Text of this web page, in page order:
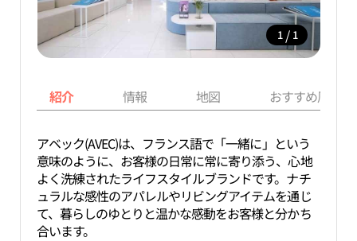
1 / 1
紹介 情報 地図 おすすめ周辺
アベック(AVEC)は、フランス語で「一緒に」という
意味のように、お客様の日常に常に寄り添う、心地
よく洗練されたライフスタイルブランドです。ナチ
ュラルな感性のアパレルやリビングアイテムを通じ
て、暮らしのゆとりと温かな感動をお客様と分かち
合います。